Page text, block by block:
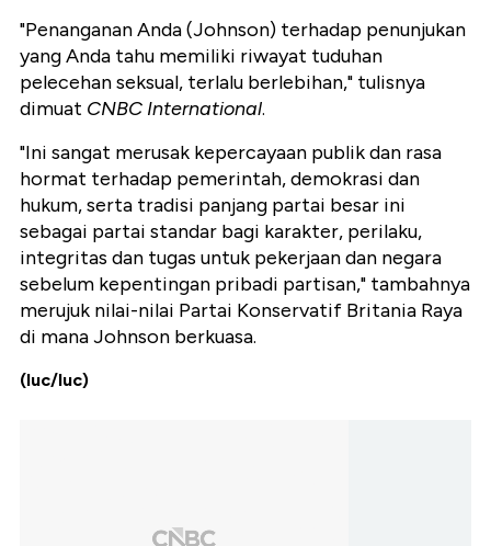
"Penanganan Anda (Johnson) terhadap penunjukan
yang Anda tahu memiliki riwayat tuduhan
pelecehan seksual, terlalu berlebihan," tulisnya
dimuat CNBC International.
"Ini sangat merusak kepercayaan publik dan rasa
hormat terhadap pemerintah, demokrasi dan
hukum, serta tradisi panjang partai besar ini
sebagai partai standar bagi karakter, perilaku,
integritas dan tugas untuk pekerjaan dan negara
sebelum kepentingan pribadi partisan," tambahnya
merujuk nilai-nilai Partai Konservatif Britania Raya
di mana Johnson berkuasa.
(luc/luc)